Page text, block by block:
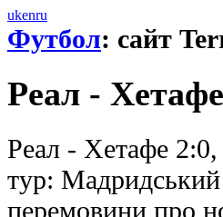
ukenru
Футбол: сайт
Реал -
Реал - Хетафе 2:0,
тур:
перемовини про